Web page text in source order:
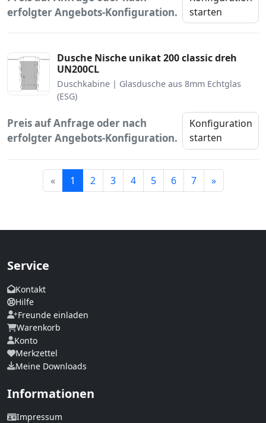
erfolgter Angebots-Konfiguration.
starten
Dusche Nische unikat 200 classic dreh
UN200CL
Duschkabine | Glasdusche aus 8mm Echtglas
(ESG)
Preis auf Anfrage oder nach
erfolgter Angebots-Konfiguration.
Konfiguration
starten
« 1 2 3 4 5 6 7 »Weiter
Service
Kontakt
Hilfe
Freunde einladen
Warenkorb
Konto
Merkzettel
Meine Downloads
Informationen
Impressum